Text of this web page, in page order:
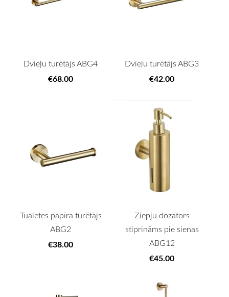
Dvieļu turētājs ABG4
€68.00
Dvieļu turētājs ABG3
€42.00
Tualetes papīra turētājs
ABG2
€38.00
Ziepju dozators
stiprināms pie sienas
ABG12
€45.00